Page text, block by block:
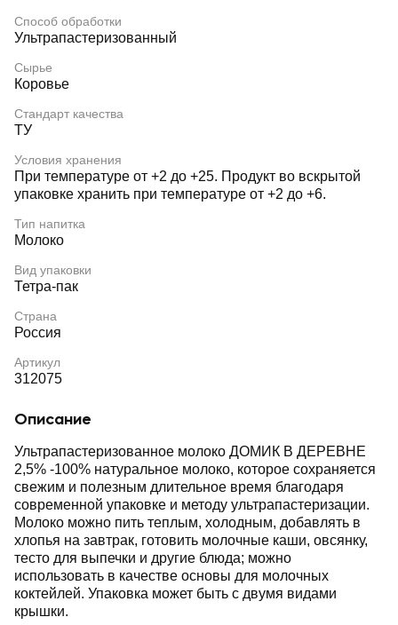
Способ обработки
Ультрапастеризованный
Сырье
Коровье
Стандарт качества
ТУ
Условия хранения
При температуре от +2 до +25. Продукт во вскрытой
упаковке хранить при температуре от +2 до +6.
Тип напитка
Молоко
Вид упаковки
Тетра-пак
Страна
Россия
Артикул
312075
Описание
Ультрапастеризованное молоко ДОМИК В ДЕРЕВНЕ
2,5% -100% натуральное молоко, которое сохраняется
свежим и полезным длительное время благодаря
современной упаковке и методу ультрапастеризации.
Молоко можно пить теплым, холодным, добавлять в
хлопья на завтрак, готовить молочные каши, овсянку,
тесто для выпечки и другие блюда; можно
использовать в качестве основы для молочных
коктейлей. Упаковка может быть с двумя видами
крышки.